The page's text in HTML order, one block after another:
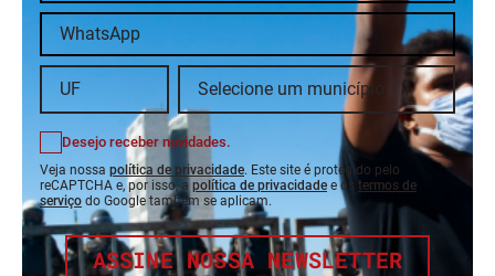
Desejo receber novidades.
Veja nossa política de privacidade. Este site é protegido pelo
reCAPTCHA e, por isso, a política de privacidade e os termos de
serviço do Google também se aplicam.
ASSINE NOSSA NEWSLETTER